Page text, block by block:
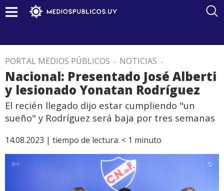
PORTAL MEDIOS PÚBLICOS . NOTICIAS .
Nacional: Presentado José Alberti
y lesionado Yonatan Rodríguez
El recién llegado dijo estar cumpliendo "un
sueño" y Rodríguez será baja por tres semanas
14.08.2023 | tiempo de lectura: < 1 minuto